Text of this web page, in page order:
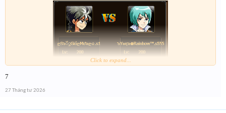
Click to expand...
7
27 Tháng tư 2026